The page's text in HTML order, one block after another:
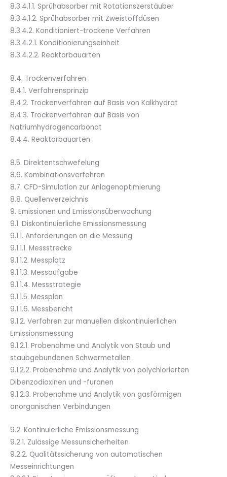
8.3.4.1.1. Sprühabsorber mit Rotationszerstäuber
8.3.4.1.2. Sprühabsorber mit Zweistoffdüsen
8.3.4.2. Konditioniert-trockene Verfahren
8.3.4.2.1. Konditionierungseinheit
8.3.4.2.2. Reaktorbauarten
8.4. Trockenverfahren
8.4.1. Verfahrensprinzip
8.4.2. Trockenverfahren auf Basis von Kalkhydrat
8.4.3. Trockenverfahren auf Basis von
Natriumhydrogencarbonat
8.4.4. Reaktorbauarten
8.5. Direktentschwefelung
8.6. Kombinationsverfahren
8.7. CFD-Simulation zur Anlagenoptimierung
8.8. Quellenverzeichnis
9. Emissionen und Emissionsüberwachung
9.1. Diskontinuierliche Emissionsmessung
9.1.1. Anforderungen an die Messung
9.1.1.1. Messstrecke
9.1.1.2. Messplatz
9.1.1.3. Messaufgabe
9.1.1.4. Messstrategie
9.1.1.5. Messplan
9.1.1.6. Messbericht
9.1.2. Verfahren zur manuellen diskontinuierlichen
Emissionsmessung
9.1.2.1. Probenahme und Analytik von Staub und
staubgebundenen Schwermetallen
9.1.2.2. Probenahme und Analytik von polychlorierten
Dibenzodioxinen und -furanen
9.1.2.3. Probenahme und Analytik von gasförmigen
anorganischen Verbindungen
9.2. Kontinuierliche Emissionsmessung
9.2.1. Zulässige Messunsicherheiten
9.2.2. Qualitätssicherung von automatischen
Messeinrichtungen